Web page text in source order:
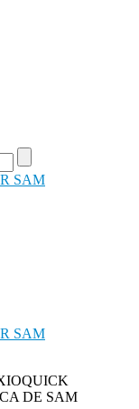
SAM
SAM
DE SAM